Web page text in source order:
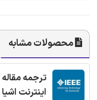
محصولات مشابه
اینترنت اشیا